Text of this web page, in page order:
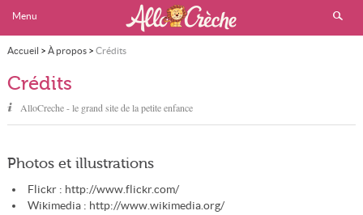
Menu
Accueil > À propos> Crédits
Crédits
AlloCreche - le grand site de la petite enfance
Photos et illustrations
Flickr : http://www.flickr.com/
Wikimedia : http://www.wikimedia.org/